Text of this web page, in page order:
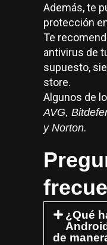
Además, te
protección
Te
antivirus de
supuesto,
store.
Algunos de
AVG,
y Norton.
¿Qué
de